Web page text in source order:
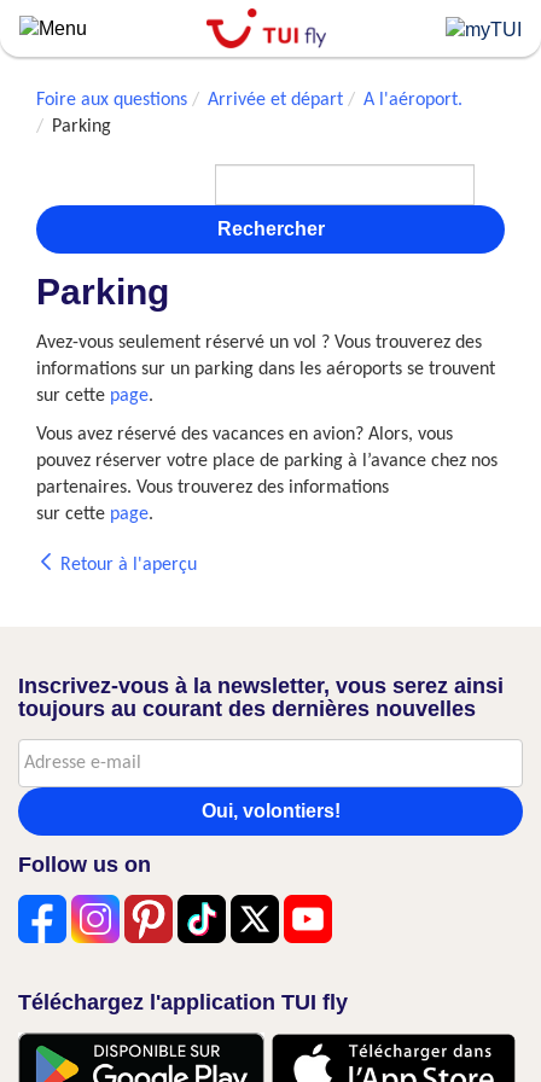
Skip
to
contentFoire aux questions Arrivée et départ
A l'aéroport.
Parking
Rechercher
Parking
Avez-vous seulement réservé un vol ? Vous trouverez des
informations sur un parking dans les aéroports se trouvent
sur cette page.
Vous avez réservé des vacances en avion? Alors, vous
pouvez réserver votre place de parking à l’avance chez nos
partenaires. Vous trouverez des informations
sur cette page.
Retour à l'aperçu
Inscrivez-vous à la newsletter, vous serez ainsi
toujours au courant des dernières nouvelles
Oui, volontiers!
Follow us on
Téléchargez l'application TUI fly